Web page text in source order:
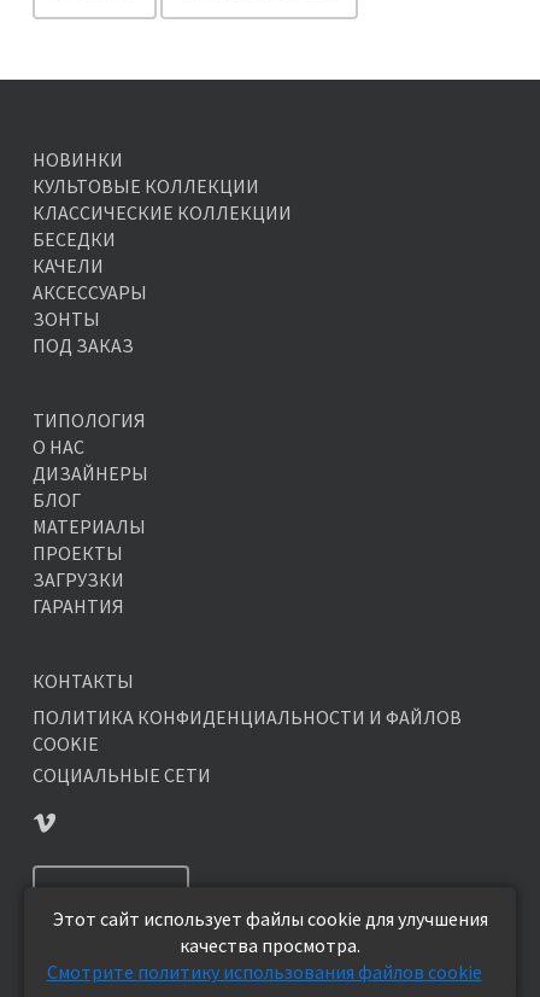
НОВИНКИ
КУЛЬТОВЫЕ КОЛЛЕКЦИИ
КЛАССИЧЕСКИЕ КОЛЛЕКЦИИ
БЕСЕДКИ
КАЧЕЛИ
АКСЕССУАРЫ
ЗОНТЫ
ПОД ЗАКАЗ
ТИПОЛОГИЯ
О НАС
ДИЗАЙНЕРЫ
БЛОГ
МАТЕРИАЛЫ
ПРОЕКТЫ
ЗАГРУЗКИ
ГАРАНТИЯ
КОНТАКТЫ
ПОЛИТИКА КОНФИДЕНЦИАЛЬНОСТИ И ФАЙЛОВ
COOKIE
СОЦИАЛЬНЫЕ СЕТИ
Этот сайт использует файлы cookie для улучшения
качества просмотра.
Смотрите политику использования файлов cookie